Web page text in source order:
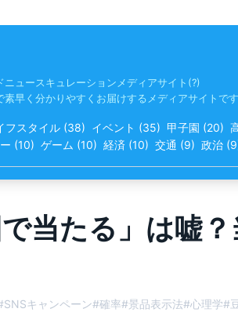
ュースキュレーションメディアサイト(?)
早く分かりやすくお届けするメディアサイトです
フスタイル (38) イベント (35) 甲子園 (20)
(10) ゲーム (10) 経済 (10) 交通 (9) 政治 (9
で当たる」は嘘
SNSキャンペーン#確率#景品表示法#心理学#